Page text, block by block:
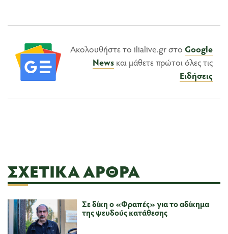
Ακολουθήστε το ilialive.gr στο Google
News και μάθετε πρώτοι όλες τις
Ειδήσεις
ΣΧΕΤΙΚΆ ΆΡΘΡΑ
Σε δίκη ο «Φραπές» για το αδίκημα
της ψευδούς κατάθεσης